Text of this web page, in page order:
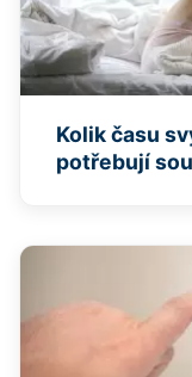
Kolik času
potřebují